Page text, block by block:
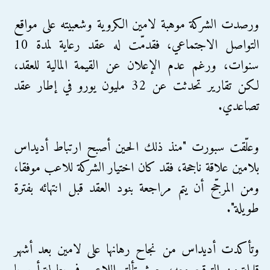
ورصدت الشركة موهبة لامين الكروية وشعبيته على مواقع
التواصل الاجتماعي، فقدمّت له عقد رعاية لمدة 10
سنوات، ورغم عدم الإعلان عن القيمة المالية للعقد،
لكن تقارير تحدثت عن 32 مليون يورو في إطار عقد
تصاعدي.
وعلّقت سبورت "منذ ذلك الحين أصبح ارتباط أديداس
بلامين علاقة ناجحة، فقد كان اختيار الشركة للاعب موفقا،
ومن المرجّح أن يتم مراجعة بنود العقد قبل انتهائه بفترة
طويلة".
وتأكدت أديداس من نجاح رهانها على لامين بعد أشهر